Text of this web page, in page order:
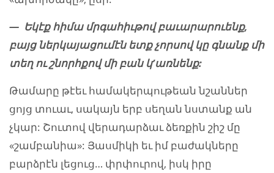
— Եկէք հիմա մրգահիւթով բաւարարուենք,
բայց ներկայացումէն ետք չորսով կը գնանք մի
տեղ ու շնորհքով մի բան կ’առնենք:
Թամարը թէեւ համակերպութեան նշաններ
ցոյց տուաւ, սակայն երբ սեղան նստանք ան
չկար: Շուտով վերադարձաւ ձեռքին շիշ մը
«շամբանիա»: Յասմիկի եւ իմ բաժակները
բարձրէն լեցուց… փրփուրով, իսկ իրը